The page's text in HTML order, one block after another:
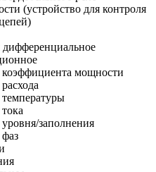
(устройство для контроля
дифференциальное
коэффициента мощности
температуры
заполнения